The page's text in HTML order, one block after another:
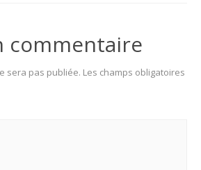
commentaire
sera pas publiée. Les champs obligatoires